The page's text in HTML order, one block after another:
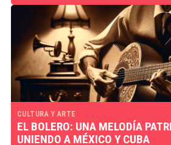
CULTURA Y ARTE
EL BOLERO: UNA MELODÍA
UNIENDO A MÉXICO Y CUBA